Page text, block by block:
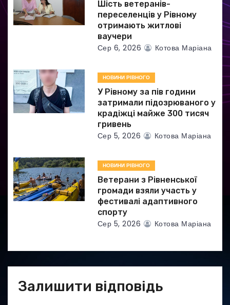
п
и
і
в
Шість ветеранів-
переселенців у Рівному
отримають житлові
ваучери
Сер 6, 2026 Котова Маріана
НОВИНИ РІВНОГО
У Рівному за пів години
затримали підозрюваного у
крадіжці майже 300 тисяч
гривень
Сер 5, 2026 Котова Маріана
НОВИНИ РІВНОГО
Ветерани з Рівненської
громади взяли участь у
фестивалі адаптивного
спорту
Сер 5, 2026 Котова Маріана
Залишити відповідь